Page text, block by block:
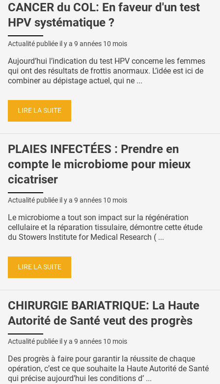
CANCER du COL: En faveur d'un test
HPV systématique ?
Actualité publiée il y a 9 années 10 mois
Aujourd’hui l’indication du test HPV concerne les femmes
qui ont des résultats de frottis anormaux. L’idée est ici de
combiner au dépistage actuel, qui ne ...
LIRE LA SUITE
PLAIES INFECTÉES : Prendre en
compte le microbiome pour mieux
cicatriser
Actualité publiée il y a 9 années 10 mois
Le microbiome a tout son impact sur la régénération
cellulaire et la réparation tissulaire, démontre cette étude
du Stowers Institute for Medical Research ( ...
LIRE LA SUITE
CHIRURGIE BARIATRIQUE: La Haute
Autorité de Santé veut des progrès
Actualité publiée il y a 9 années 10 mois
Des progrès à faire pour garantir la réussite de chaque
opération, c’est ce que souhaite la Haute Autorité de Santé
qui précise aujourd’hui les conditions d’ ...